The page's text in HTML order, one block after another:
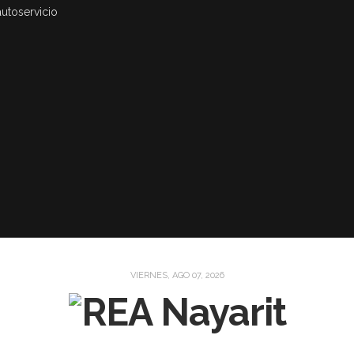
VIERNES, AGO 07, 2026